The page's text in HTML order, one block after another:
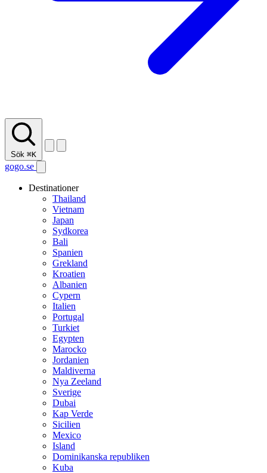
Sök ⌘K
gogo.se
Destinationer
Thailand
Vietnam
Japan
Sydkorea
Bali
Spanien
Grekland
Kroatien
Albanien
Cypern
Italien
Portugal
Turkiet
Egypten
Marocko
Jordanien
Maldiverna
Nya Zeeland
Sverige
Dubai
Kap Verde
Sicilien
Mexico
Island
Dominikanska republiken
Kuba